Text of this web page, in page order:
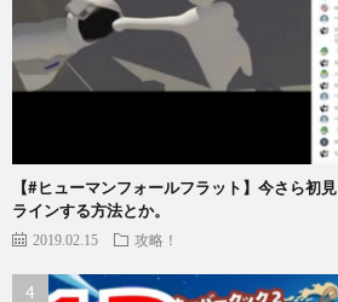
【#ヒューマンフォールフラット】今さら初
ラインする方法とか。
2019.02.15 攻略！